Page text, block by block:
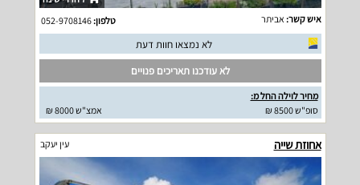
איש קשר: אביתר טלפון:052-9708146
לא נמצאו חוות דעת
לא עודכנו תאריכים פנויים
מחיר לוילה החל מ:
סופ"ש 8500 ₪
אמצ"ש 8000 ₪
אחוזת שייה עין יעקב